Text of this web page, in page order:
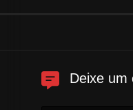
Deixe um